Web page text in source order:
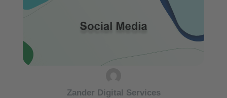
Zander Digital Services